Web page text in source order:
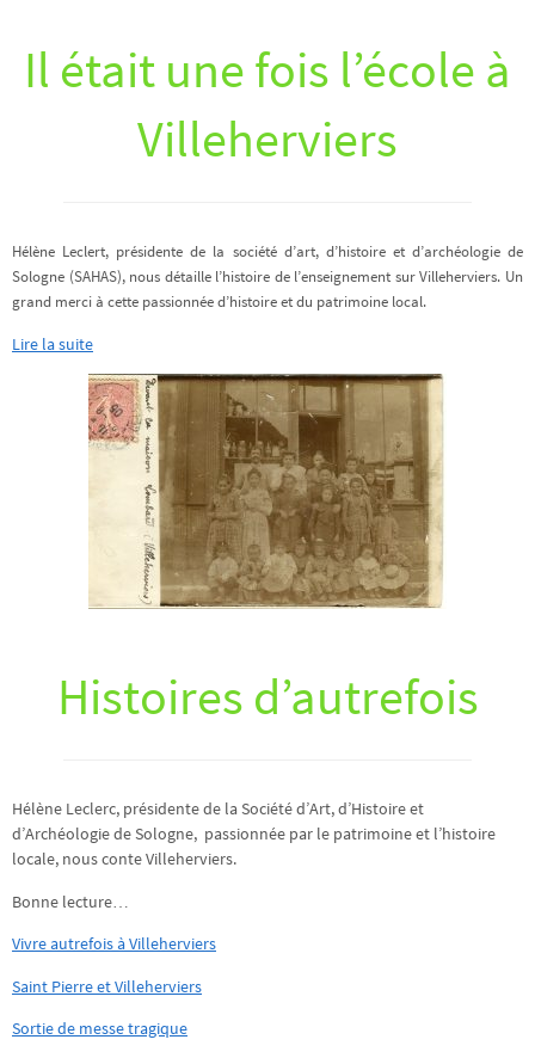
Il était une fois l’école à
Villeherviers
Hélène Leclert, présidente de la société d’art, d’histoire et d’archéologie de
Sologne (SAHAS), nous détaille l’histoire de l’enseignement sur Villeherviers. Un
grand merci à cette passionnée d’histoire et du patrimoine local.
Lire la suite
Histoires d’autrefois
Hélène Leclerc, présidente de la Société d’Art, d’Histoire et
d’Archéologie de Sologne, passionnée par le patrimoine et l’histoire
locale, nous conte Villeherviers.
Bonne lecture…
Vivre autrefois à Villeherviers
Saint Pierre et Villeherviers
Sortie de messe tragique